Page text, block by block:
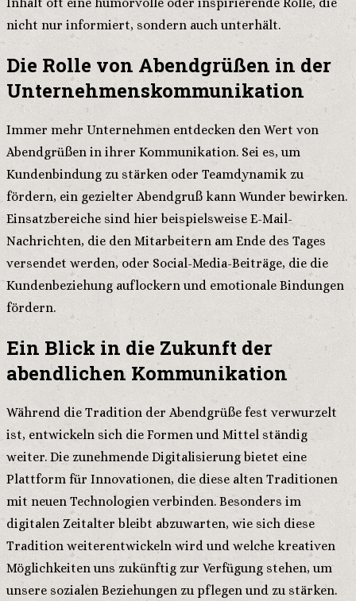
nicht nur informiert, sondern auch unterhält.
Die Rolle von Abendgrüßen in der
Unternehmenskommunikation
Immer mehr Unternehmen entdecken den Wert von
Abendgrüßen in ihrer Kommunikation. Sei es, um
Kundenbindung zu stärken oder Teamdynamik zu
fördern, ein gezielter Abendgruß kann Wunder bewirken.
Einsatzbereiche sind hier beispielsweise E-Mail-
Nachrichten, die den Mitarbeitern am Ende des Tages
versendet werden, oder Social-Media-Beiträge, die die
Kundenbeziehung auflockern und emotionale Bindungen
fördern.
Ein Blick in die Zukunft der
abendlichen Kommunikation
Während die Tradition der Abendgrüße fest verwurzelt
ist, entwickeln sich die Formen und Mittel ständig
weiter. Die zunehmende Digitalisierung bietet eine
Plattform für Innovationen, die diese alten Traditionen
mit neuen Technologien verbinden. Besonders im
digitalen Zeitalter bleibt abzuwarten, wie sich diese
Tradition weiterentwickeln wird und welche kreativen
Möglichkeiten uns zukünftig zur Verfügung stehen, um
unsere sozialen Beziehungen zu pflegen und zu stärken.